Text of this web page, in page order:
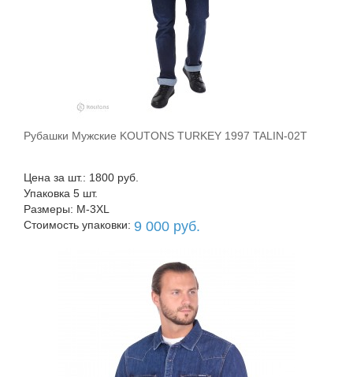
В корзину
Рубашки Мужские KOUTONS TURKEY 1997 TALIN-02T
Цена за шт.: 1800 руб.
Упаковка 5 шт.
Размеры: M-3XL
Стоимость упаковки: 9 000 руб.